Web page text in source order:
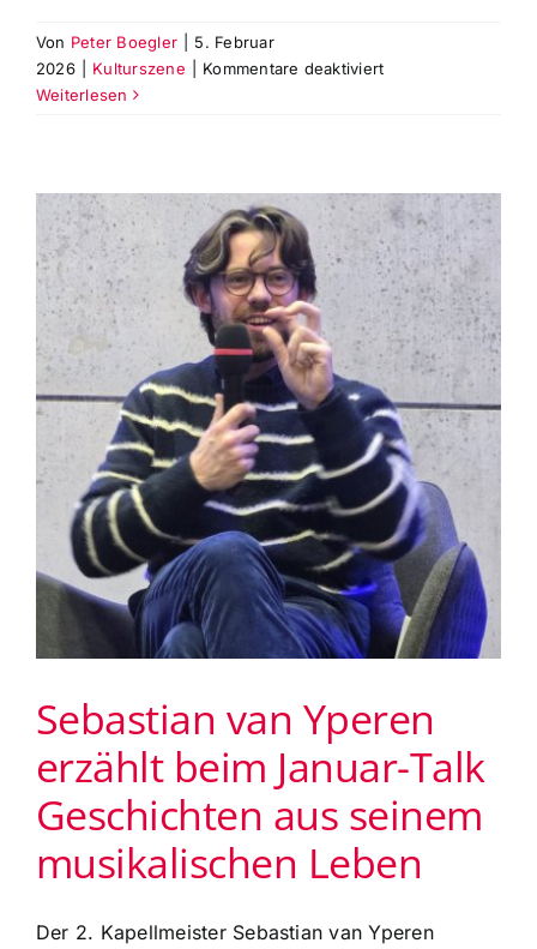
Von Peter Boegler
5. Februar
2026
Kulturszene Kommentare deaktiviertfür
zum
Thema
‚Das
neue
Staatstheater
&
Kulturzukunft‘
Weiterlesen
Sebastian van Yperen
erzählt beim Januar-Talk
Geschichten aus seinem
musikalischen Leben
Der 2. Kapellmeister Sebastian van Yperen